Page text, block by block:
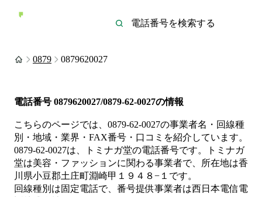
0879 0879620027
電話番号 0879620027/0879-62-0027の情報
こちらのページでは、 0879-62-0027の事業者名・回線種
別・地域・業界・FAX番号・口コミを紹介しています。
0879-62-0027は、 トミナガ堂の電話番号です。
トミナガ
堂は美容・ファッションに関わる事業者で、所在地は香
川県小豆郡土庄町淵崎甲１９４８−１ です。
回線種別は固定電話で、番号提供事業者は西日本電信電